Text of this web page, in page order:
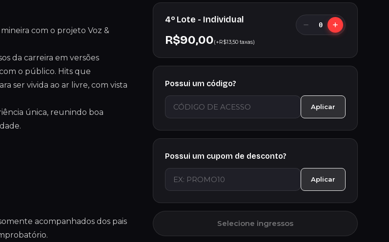
com o projeto Voz &
da carreira em versões
o público. Hits que
ser vivida ao ar livre, com vista
única, reunindo boa
acompanhados dos pais
4º Lote - Individual
R$90,00(+R$13,50 taxas)
0
Possui um código?
Aplicar
Possui um cupom de desconto?
Aplicar
Selecione ingressos